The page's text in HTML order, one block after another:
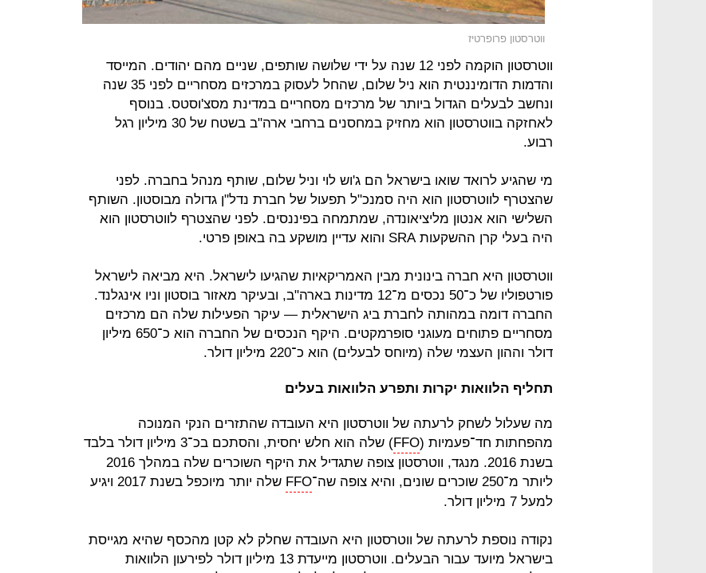
ווטרסטון פרופרטיז
ווטרסטון הוקמה לפני 12 שנה על ידי שלושה שותפים, שניים מהם יהודים. המייסד
והדמות הדומיננטית הוא ניל שלום, שהחל לעסוק במרכזים מסחריים לפני 35 שנה
ונחשב לבעלים הגדול ביותר של מרכזים מסחריים במדינת מסצ'וסטס. בנוסף
לאחזקה בווטרסטון הוא מחזיק במחסנים ברחבי ארה"ב בשטח של 30 מיליון רגל
רבוע.
מי שהגיע לרואד שואו בישראל הם ג'וש לוי וניל שלום, שותף מנהל בחברה. לפני
שהצטרף לווטרסטון הוא היה סמנכ"ל תפעול של חברת נדל"ן גדולה מבוסטון. השותף
השלישי הוא אנטון מליציאונדה, שמתמחה בפיננסים. לפני שהצטרף לווטרסטון הוא
היה בעלי קרן ההשקעות SRA והוא עדיין מושקע בה באופן פרטי.
ווטרסטון היא חברה בינונית מבין האמריקאיות שהגיעו לישראל. היא מביאה לישראל
פורטפוליו של כ־50 נכסים מ־12 מדינות בארה"ב, ובעיקר מאזור בוסטון וניו אינגלנד.
החברה דומה במהותה לחברת ביג הישראלית — עיקר הפעילות שלה הם מרכזים
מסחריים פתוחים מעוגני סופרמקטים. היקף הנכסים של החברה הוא כ־650 מיליון
דולר וההון העצמי שלה (מיוחס לבעלים) הוא כ־220 מיליון דולר.
תחליף הלוואות יקרות ותפרע הלוואות בעלים
מה שעלול לשחק לרעתה של ווטרסטון היא העובדה שהתזרים הנקי המנוכה
מהפחתות חד־פעמיות (FFO
) שלה הוא חלש יחסית, והסתכם בכ־3 מיליון דולר בלבד
בשנת 2016. מנגד, ווטרסטון צופה שתגדיל את היקף השוכרים שלה במהלך 2016
ליותר מ־250 שוכרים שונים, והיא צופה שה־
FFO
שלה יותר מיוכפל בשנת 2017 ויגיע
למעל 7 מיליון דולר.
נקודה נוספת לרעתה של ווטרסטון היא העובדה שחלק לא קטן מהכסף שהיא מגייסת
בישראל מיועד עבור הבעלים. ווטרסטון מייעדת 13 מיליון דולר לפירעון הלוואות